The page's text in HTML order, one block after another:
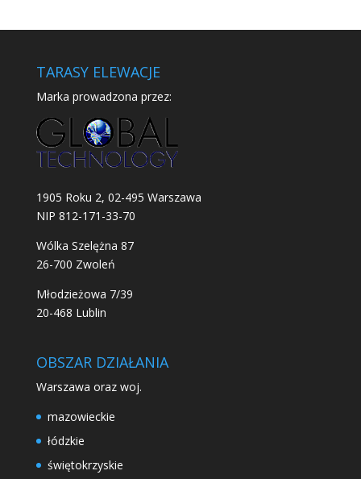
TARASY ELEWACJE
Marka prowadzona przez:
1905 Roku 2, 02-495 Warszawa
NIP 812-171-33-70
Wólka Szelężna 87
26-700 Zwoleń
Młodzieżowa 7/39
20-468 Lublin
OBSZAR DZIAŁANIA
Warszawa oraz woj.
mazowieckie
łódzkie
świętokrzyskie